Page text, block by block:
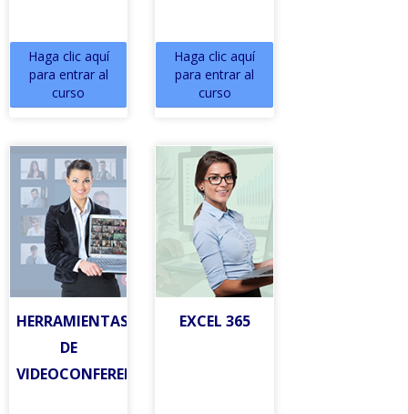
Haga clic aquí
para entrar al
curso
Haga clic aquí
para entrar al
curso
HERRAMIENTAS
DE
VIDEOCONFERENCIA
EXCEL 365